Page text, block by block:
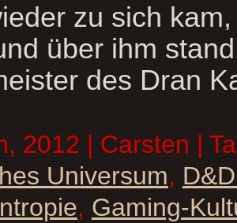
zu sich
über ihm
des Dran
2012 | Carsten |
Universum,
, Gaming-